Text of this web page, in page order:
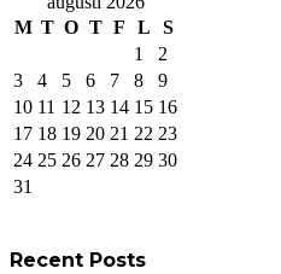
M T O T F L
S
1
2
3
4 5 6 7 8
9
10 11 12 13 14 15 16
17 18 19 20 21 22 23
24 25 26 27 28 29 30
31
Recent Posts